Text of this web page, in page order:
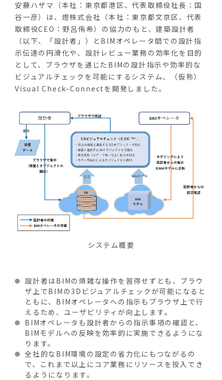
安藤ハザマ（本社：東京都港区、代表取締役社長：国
谷一彦）は、燈株式会社（本社：東京都文京区、代表
取締役CEO：野呂侑希）の協力のもと、建築設計者
（以下、「設計者」）とBIMオペレータ間での設計指
示伝達の円滑化や、設計レビュー業務の効率化を目的
として、ブラウザを通じたBIMの設計指示や効率的な
ビジュアルチェックを可能にするシステム、（仮称）
Visual Check-Connectを開発しました。
システム概要
設計者はBIMの煩雑な操作を習得せずとも、ブラウ
ザ上でBIMの3Dビジュアルチェックが可能になると
ともに、BIMオペレータへの指示もブラウザ上で行
えるため、ユーザビリティが向上します。
BIMオペレータも設計者からの指示事項の確認と、
BIMモデルへの反映を効率的に実施できるようにな
ります。
全社的なBIM環境の設定の省力化にもつながるの
で、これまで以上にコア業務にリソースを投入でき
るようになります。